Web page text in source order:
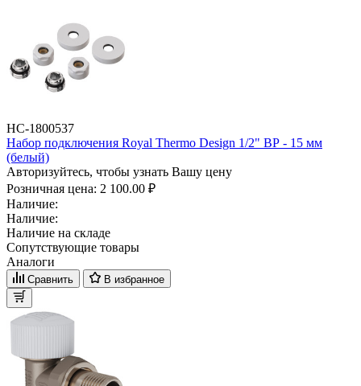
НС-1800537
Набор подключения Royal Thermo Design 1/2" ВР - 15 мм
(белый)
Авторизуйтесь, чтобы узнать Вашу цену
Розничная цена: 2 100.00 ₽
Наличие:
Наличие:
Наличие на складе
Сопутствующие товары
Аналоги
Сравнить В избранное